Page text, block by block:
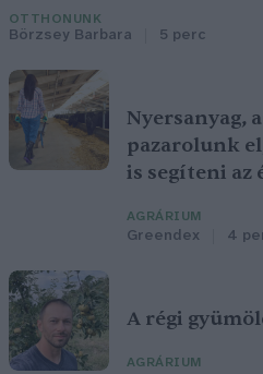
OTTHONUNK
Börzsey Barbara 5 perc
Nyersanyag,
pazarolunk
is segíteni az
AGRÁRIUM
Greendex 4
A régi
AGRÁRIUM